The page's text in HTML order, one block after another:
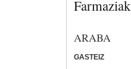
Farmaziak
ARABA
GASTEIZ